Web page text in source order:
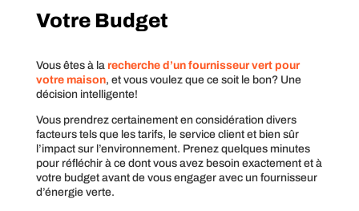
Votre Budget
Vous êtes à la recherche d’un fournisseur vert pour
votre maison, et vous voulez que ce soit le bon? Une
décision intelligente!
Vous prendrez certainement en considération divers
facteurs tels que les tarifs, le service client et bien sûr
l’impact sur l’environnement. Prenez quelques minutes
pour réfléchir à ce dont vous avez besoin exactement et à
votre budget avant de vous engager avec un fournisseur
d’énergie verte.